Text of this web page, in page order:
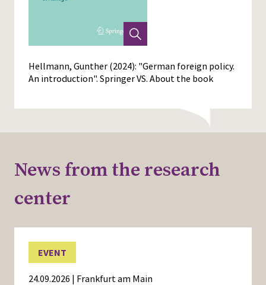
Hellmann, Gunther (2024): "German foreign policy.
An introduction". Springer VS. About the book
News from the research
center
EVENT
24.09.2026 | Frankfurt am Main